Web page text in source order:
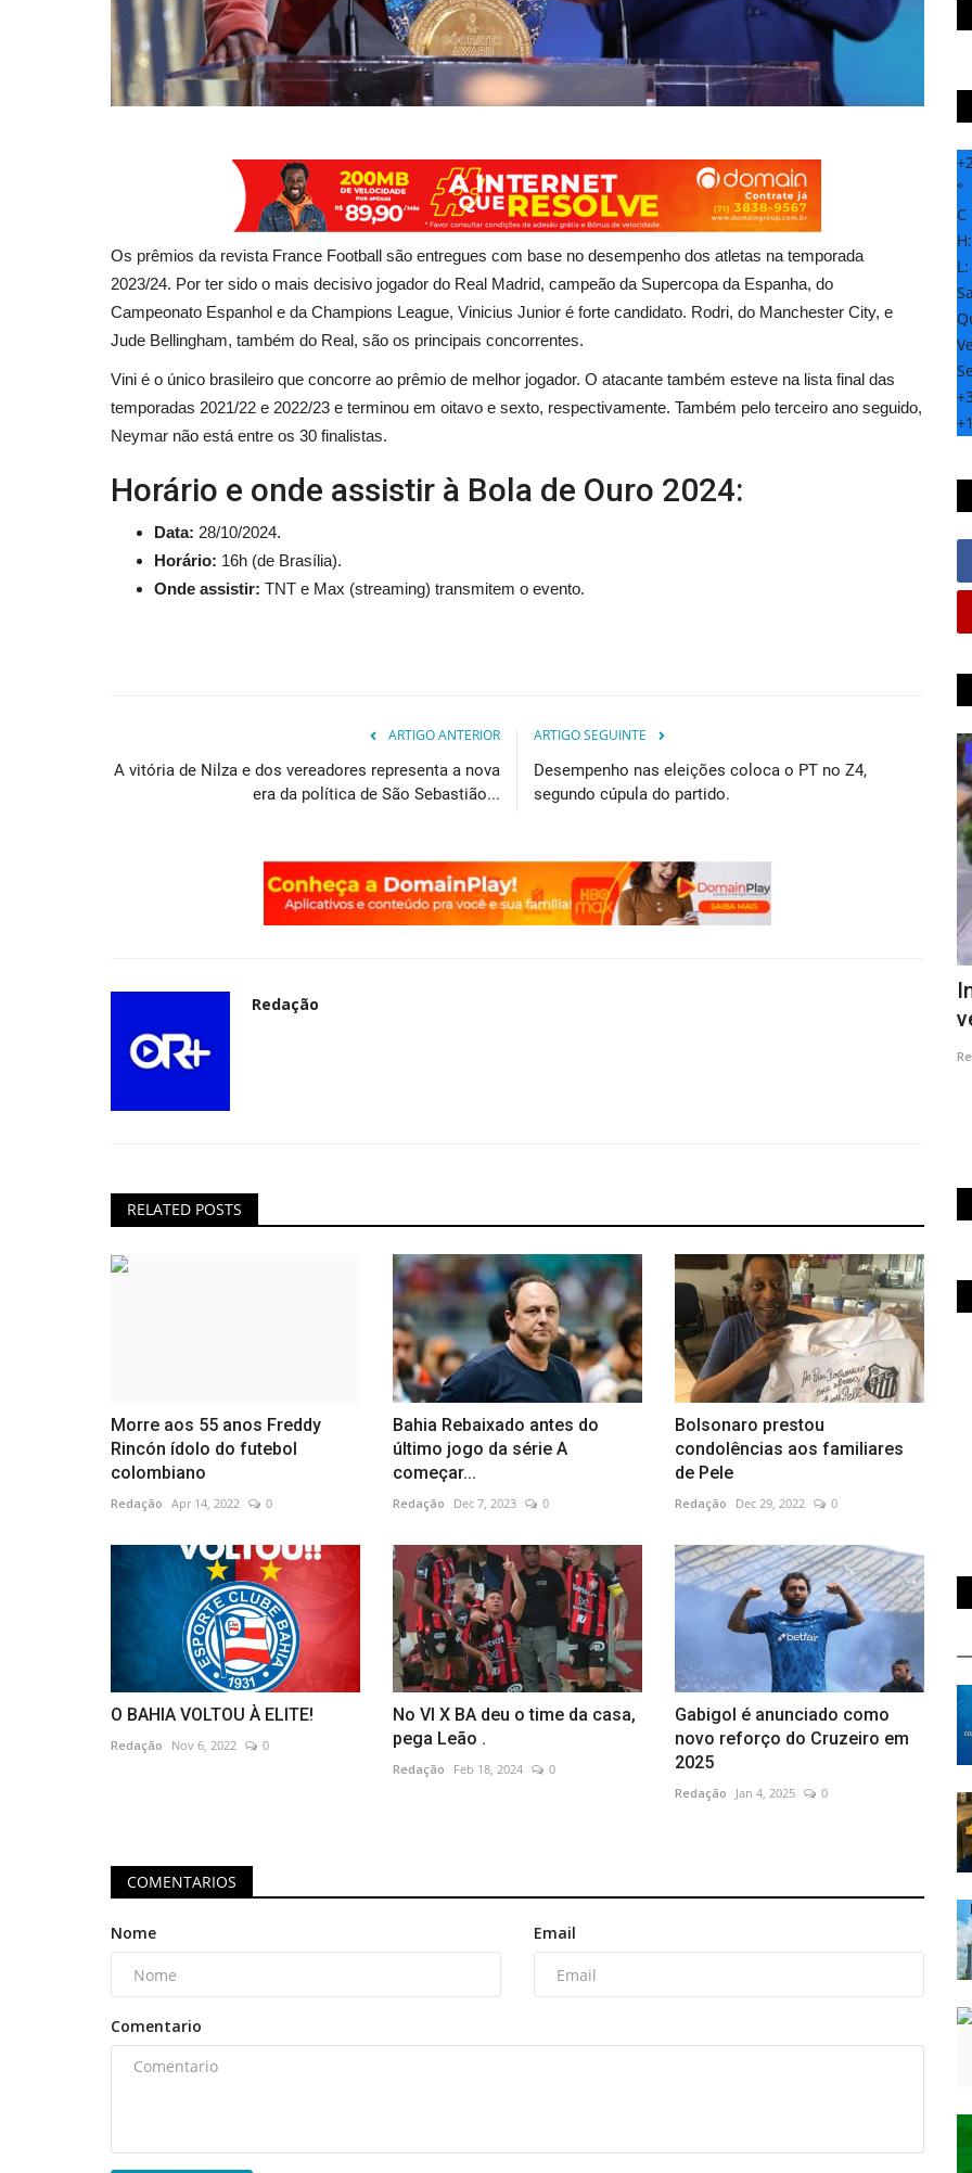
Os prêmios da revista France Football são entregues com base no desempenho dos atletas na temporada
2023/24. Por ter sido o mais decisivo jogador do Real Madrid, campeão da Supercopa da Espanha, do
Campeonato Espanhol e da Champions League, Vinicius Junior é forte candidato. Rodri, do Manchester City, e
Jude Bellingham, também do Real, são os principais concorrentes.
Vini é o único brasileiro que concorre ao prêmio de melhor jogador. O atacante também esteve na lista final das
temporadas 2021/22 e 2022/23 e terminou em oitavo e sexto, respectivamente. Também pelo terceiro ano seguido,
Neymar não está entre os 30 finalistas.
Horário e onde assistir à Bola de Ouro 2024:
Data: 28/10/2024.
Horário: 16h (de Brasília).
Onde assistir: TNT e Max (streaming) transmitem o evento.
ARTIGO ANTERIOR
A vitória de Nilza e dos vereadores representa a nova
era da política de São Sebastião...
ARTIGO SEGUINTE
Desempenho nas eleições coloca o PT no Z4,
segundo cúpula do partido.
Redação
RELATED POSTS
Morre aos 55 anos Freddy
Rincón ídolo do futebol
colombiano
Redação Apr 14, 2022 0
Bahia Rebaixado antes do
último jogo da série A
começar...
Redação Dec 7, 2023 0
Bolsonaro prestou
condolências aos familiares
de Pele
Redação Dec 29, 2022 0
O BAHIA VOLTOU À ELITE!
Redação Nov 6, 2022 0
No VI X BA deu o time da casa,
pega Leão .
Redação Feb 18, 2024 0
Gabigol é anunciado como
novo reforço do Cruzeiro em
2025
Redação Jan 4, 2025 0
COMENTARIOS
Nome Email
Comentario
+
°
C
H:
L:
+
+
e preparação Golpe do dinheiro emprestado pelo
celular em São Sebastião...
Redação
teve sua foto em um contato...